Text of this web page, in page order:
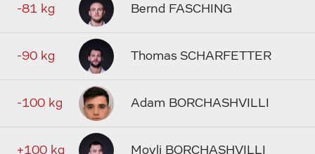
-81 kg Bernd FASCHING
-90 kg Thomas SCHARFETTER
-100 kg Adam BORCHASHVILLI
+100 kg Movli BORCHASHVILLI